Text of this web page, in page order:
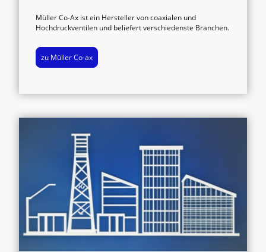
Müller Co-Ax ist ein Hersteller von coaxialen und
Hochdruckventilen und beliefert verschiedenste Branchen.
zu Müller Co-ax